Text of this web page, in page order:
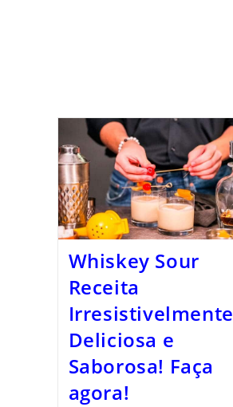
Whiskey Sour
Receita
Irresistivelmente
Deliciosa e
Saborosa! Faça
agora!